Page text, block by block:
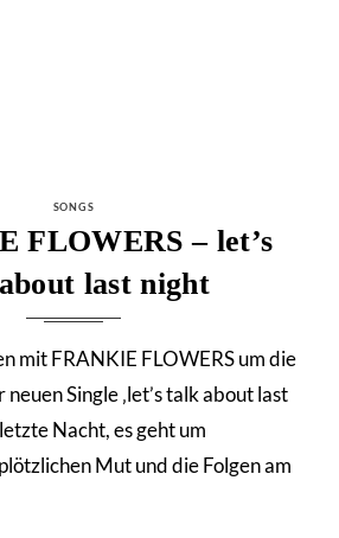
CATEGORIES
SONGS
FLOWERS – let’s
last night
mit FRANKIE FLOWERS um die
Single ‚let’s talk about last
Nacht, es geht um
Mut und die Folgen am